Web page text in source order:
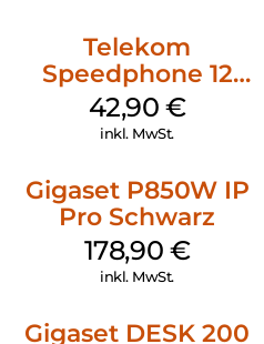
Telekom
Speedphone 12
Schwarz
42,90 €
inkl. MwSt.
Gigaset P850W IP
Pro Schwarz
178,90 €
inkl. MwSt.
Gigaset DESK 200